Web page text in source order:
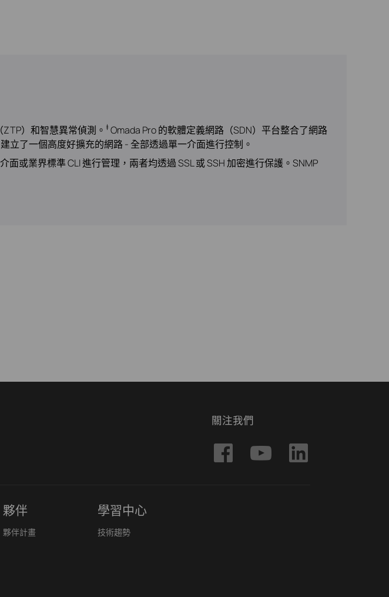
）和智慧異常偵測。 ‡Omada Pro 的軟體定義網路（SDN）平台整合了網路
立了一個高度好擴充的網路 - 全部透過單一介面進行控制。
或業界標準 CLI 進行管理，兩者均透過 SSL 或 SSH 加密進行保護。SNMP
關注我們
夥伴
夥伴計畫
學習中心
技術趨勢